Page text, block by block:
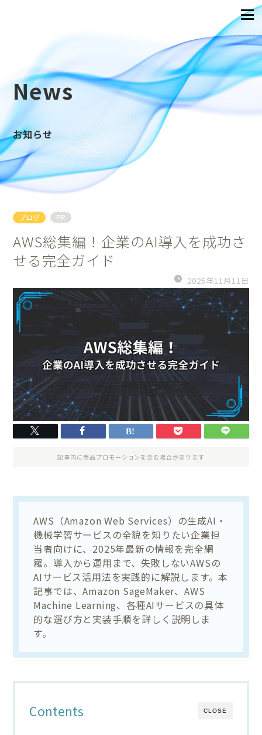
News
お知らせ
ブログ PR
AWS総集編！企業のAI導入を成功さ
せる完全ガイド
2025年11月11日
記事内に商品プロモーションを含む場合があります
AWS（Amazon Web Services）の生成AI・
機械学習サービスの全貌を知りたい企業担
当者向けに、2025年最新の情報を完全網
羅。導入から運用まで、失敗しないAWSの
AIサービス活用法を実践的に解説します。本
記事では、Amazon SageMaker、AWS
Machine Learning、各種AIサービスの具体
的な選び方と実装手順を詳しく説明しま
す。
CLOSE
Contents